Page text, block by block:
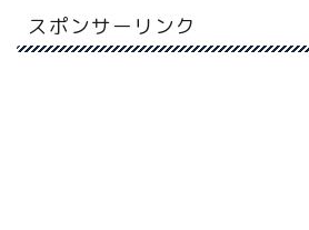
スポンサーリンク